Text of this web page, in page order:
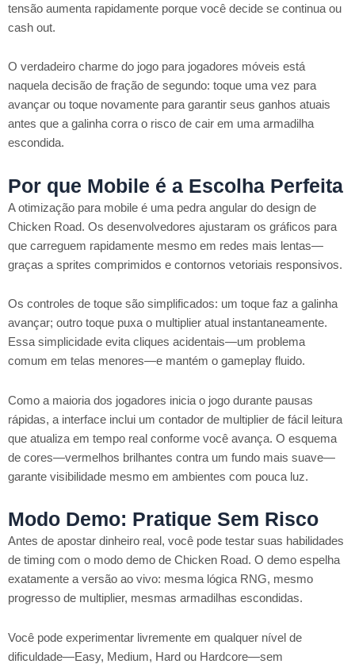
tensão aumenta rapidamente porque você decide se continua ou
cash out.
O verdadeiro charme do jogo para jogadores móveis está
naquela decisão de fração de segundo: toque uma vez para
avançar ou toque novamente para garantir seus ganhos atuais
antes que a galinha corra o risco de cair em uma armadilha
escondida.
Por que Mobile é a Escolha Perfeita
A otimização para mobile é uma pedra angular do design de
Chicken Road. Os desenvolvedores ajustaram os gráficos para
que carreguem rapidamente mesmo em redes mais lentas—
graças a sprites comprimidos e contornos vetoriais responsivos.
Os controles de toque são simplificados: um toque faz a galinha
avançar; outro toque puxa o multiplier atual instantaneamente.
Essa simplicidade evita cliques acidentais—um problema
comum em telas menores—e mantém o gameplay fluido.
Como a maioria dos jogadores inicia o jogo durante pausas
rápidas, a interface inclui um contador de multiplier de fácil leitura
que atualiza em tempo real conforme você avança. O esquema
de cores—vermelhos brilhantes contra um fundo mais suave—
garante visibilidade mesmo em ambientes com pouca luz.
Modo Demo: Pratique Sem Risco
Antes de apostar dinheiro real, você pode testar suas habilidades
de timing com o modo demo de Chicken Road. O demo espelha
exatamente a versão ao vivo: mesma lógica RNG, mesmo
progresso de multiplier, mesmas armadilhas escondidas.
Você pode experimentar livremente em qualquer nível de
dificuldade—Easy, Medium, Hard ou Hardcore—sem